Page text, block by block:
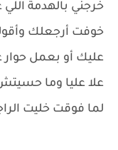
خرجني بالهدمة
خوفت أرجعلك
عليك أو بعمل
علا عليا وما
لما فوقت خليت